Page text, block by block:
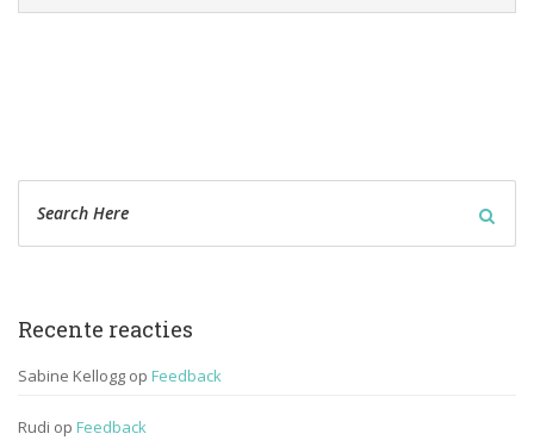
Recente reactie
Sabine Kellogg op Feedback
Rudi op Feedback